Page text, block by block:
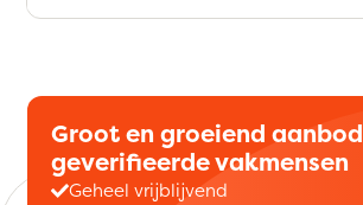
Groot en groeiend aanbod
geverifieerde vakmensen
Geheel vrijblijvend